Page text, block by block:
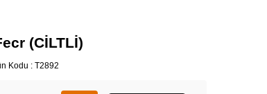
(CİLTLİ)
Kodu : T2892